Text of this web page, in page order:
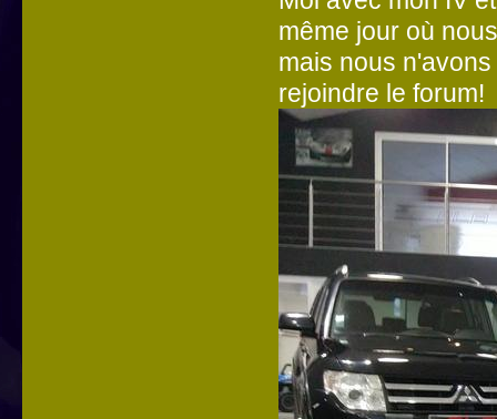
même jour où
mais nous
rejoindre le forum!